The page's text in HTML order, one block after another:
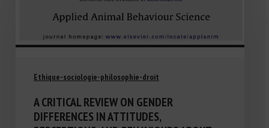
Ethique-sociologie-philosophie-droit
A CRITICAL REVIEW ON GENDER
DIFFERENCES IN ATTITUDES,